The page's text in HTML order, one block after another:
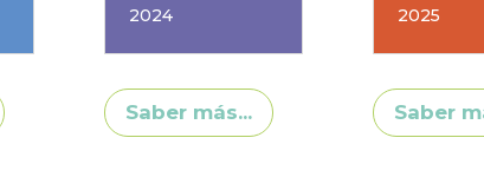
2024
Saber más...
2025
Saber